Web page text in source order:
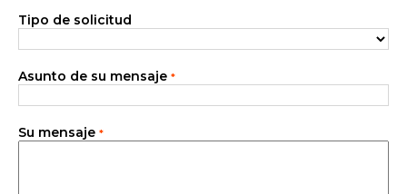
Todos los talleres
Incorporarse a la red
Tipo de solicitud
Asunto de su mensaje *
Su mensaje *